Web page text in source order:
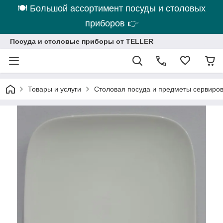
🍽 Большой ассортимент посуды и столовых
приборов 👉
Посуда и столовые приборы от TELLER
Товары и услуги Столовая посуда и предметы